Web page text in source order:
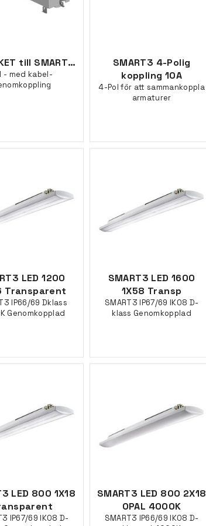
NÖDPAKET till SMART[3]
- med kabel-
SMART3 4-Polig
koppling 10A
4-Pol för att sammankoppla
armaturer
LED 1200
Transparent
IP66/69 Dklass
Genomkopplad
SMART3 LED 1600
1X58 Transp
SMART3 IP67/69 IK08 D-
klass Genomkopplad
LED 800 1X18
IP67/69 IK08 D-
SMART3 LED 800 2X18
OPAL 4000K
SMART3 IP66/69 IK08 D-